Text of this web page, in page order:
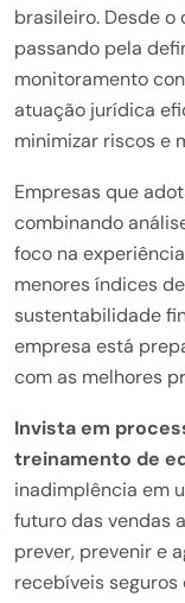
brasileiro. Desde
passando pela
monitoramento
atuação jurídica
minimizar riscos e
Empresas que
combinando
foco na
menores índices
sustentabilidade
empresa está
com as melhores
Invista em
treinamento de
inadimplência em
futuro das vendas
prever, prevenir e
recebíveis seguros